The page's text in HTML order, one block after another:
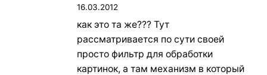
16.03.2012
как это та же??? Тут
рассматривается по сути своей
просто фильтр для обработки
картинок, а там механизм в который